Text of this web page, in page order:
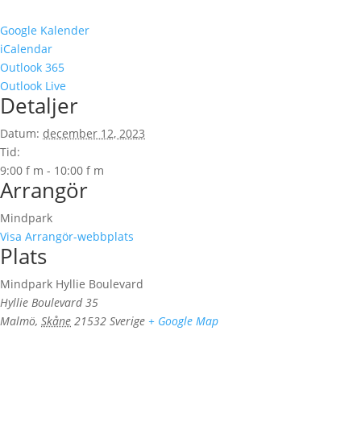
Google Kalender
iCalendar
Outlook 365
Outlook Live
Detaljer
Datum: december 12, 2023
Tid:
9:00 f m - 10:00 f m
Arrangör
Mindpark
Visa Arrangör-webbplats
Plats
Mindpark Hyllie Boulevard
Hyllie Boulevard 35
Malmö, Skåne 21532 Sverige + Google Map